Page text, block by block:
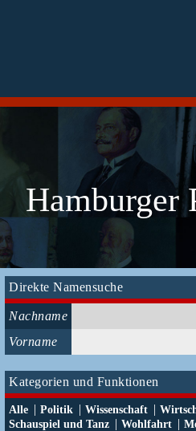
Hamburger
Direkte Namensuche
Nachname
Vorname
Kategorien und Funktionen
Alle | Politik | Wissenschaft |
Schauspiel und Tanz | Wohlfahrt |